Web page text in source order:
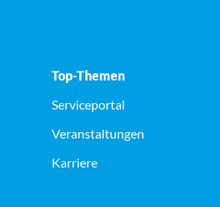
Top-Themen
Serviceportal
Veranstaltungen
Karriere